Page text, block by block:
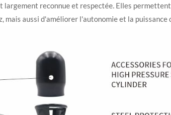
reconnue et respectée. Elles
mais aussi d'améliorer l'autonomie et la puissance